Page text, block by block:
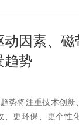
动因素、
趋势
势将注重技术创新
更环保、更个性